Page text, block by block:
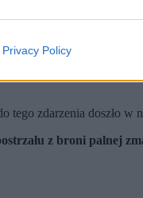
Privacy Policy
zdarzenia doszło w
z broni palnej